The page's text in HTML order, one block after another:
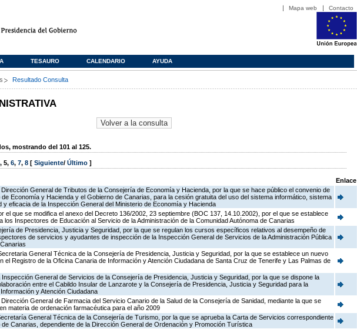
Mapa web Contacto
TESAURO CALENDARIO AYUDA
Resultado Consulta
mostrando del 101 al 125.
, 5, 6, 7, 8 [ Siguiente/ Último ]
Enlace
General de Tributos de la Consejería de Economía y Hacienda, por la que se hace público el convenio de
Economía y Hacienda y el Gobierno de Canarias, para la cesión gratuita del uso del sistema informático, sistema
y eficacia de la Inspección General del Ministerio de Economía y Hacienda
el que se modifica el anexo del Decreto 136/2002, 23 septiembre (BOC 137, 14.10.2002), por el que se establece
los Inspectores de Educación al Servicio de la Administración de la Comunidad Autónoma de Canarias
de Presidencia, Justicia y Seguridad, por la que se regulan los cursos específicos relativos al desempeño de
de servicios y ayudantes de inspección de la Inspección General de Servicios de la Administración Pública
General Técnica de la Consejería de Presidencia, Justicia y Seguridad, por la que se establece un nuevo
el Registro de la Oficina Canaria de Información y Atención Ciudadana de Santa Cruz de Tenerife y Las Palmas de
Inspección General de Servicios de la Consejería de Presidencia, Justicia y Seguridad, por la que se dispone la
entre el Cabildo Insular de Lanzarote y la Consejería de Presidencia, Justicia y Seguridad para la
y Atención Ciudadana
General de Farmacia del Servicio Canario de la Salud de la Consejería de Sanidad, mediante la que se
materia de ordenación farmacéutica para el año 2009
General Técnica de la Consejería de Turismo, por la que se aprueba la Carta de Servicios correspondiente
Canarias, dependiente de la Dirección General de Ordenación y Promoción Turística